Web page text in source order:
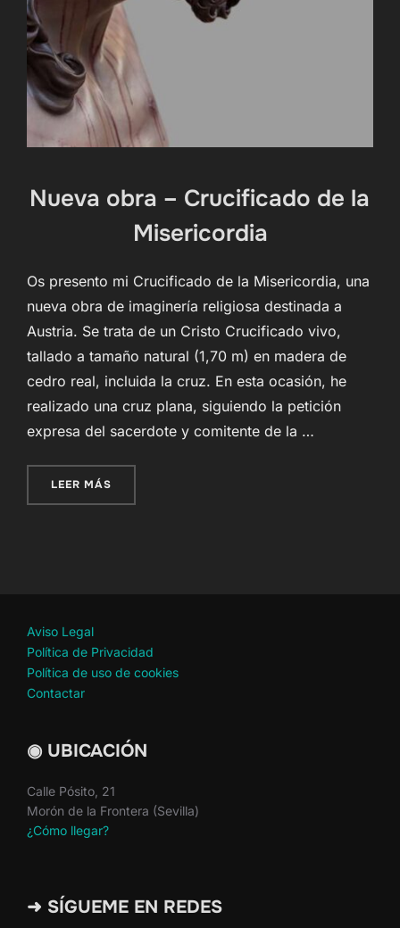
Nueva obra – Crucificado de la
Misericordia
Os presento mi Crucificado de la Misericordia, una
nueva obra de imaginería religiosa destinada a
Austria. Se trata de un Cristo Crucificado vivo,
tallado a tamaño natural (1,70 m) en madera de
cedro real, incluida la cruz. En esta ocasión, he
realizado una cruz plana, siguiendo la petición
expresa del sacerdote y comitente de la …
LEER MÁS
Aviso Legal
Política de Privacidad
Política de uso de cookies
Contactar
◉ UBICACIÓN
Calle Pósito, 21
Morón de la Frontera (Sevilla)
¿Cómo llegar?
➜ SÍGUEME EN REDES